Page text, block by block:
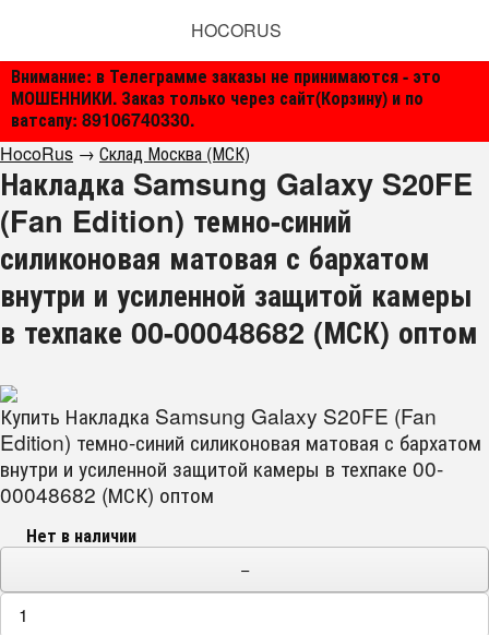
Внимание: в Телеграмме заказы не принимаются - это
МОШЕННИКИ. Заказ только через сайт(Корзину) и по
ватсапу: 89106740330.
HOCORUS
HocoRus → Склад Москва (МСК)
Накладка Samsung Galaxy S20FE
(Fan Edition) темно-синий
силиконовая матовая с бархатом
внутри и усиленной защитой камеры
в техпаке 00-00048682 (МСК) оптом
Купить Накладка Samsung Galaxy S20FE (Fan
Edition) темно-синий силиконовая матовая с бархатом
внутри и усиленной защитой камеры в техпаке 00-
00048682 (МСК) оптом
Нет в наличии
−